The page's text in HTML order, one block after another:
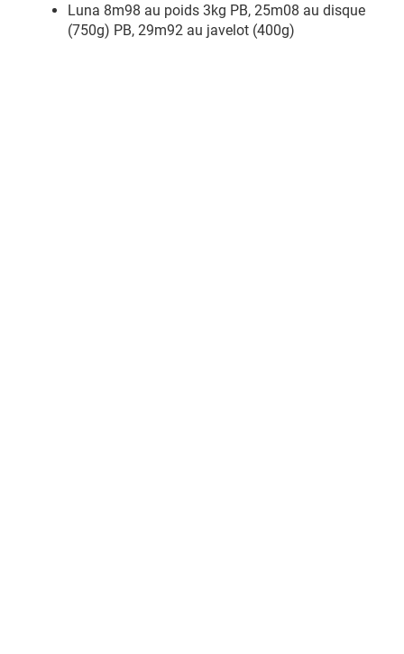
Luna 8m98 au poids 3kg PB, 25m08 au disque
(750g) PB, 29m92 au javelot (400g)